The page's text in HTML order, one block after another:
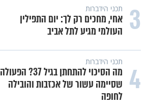
3 תכני הידברות
אחי, מחכים רק לך: יום התפילין
העולמי מגיע לתל אביב
4 תכני הידברות
מה הסיכוי להתחתן בגיל 37? הפעולה
שסיימה עשור של אכזבות והובילה
לחופה